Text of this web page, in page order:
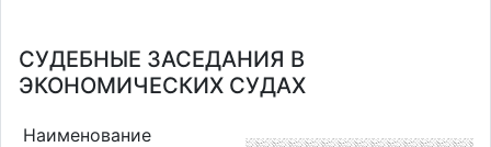
СУДЕБНЫЕ ЗАСЕДАНИЯ В
ЭКОНОМИЧЕСКИХ СУДАХ
Наименование